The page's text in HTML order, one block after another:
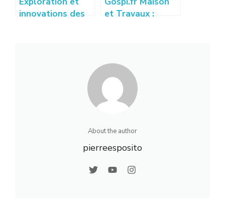
innovations des
et Travaux :
Conseils
About the author
pierreesposito